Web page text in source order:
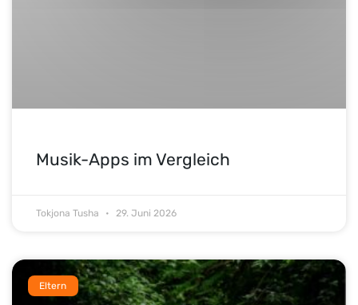
Musik-Apps im Vergleich
Tokjona Tusha 29. Juni 2026
Eltern